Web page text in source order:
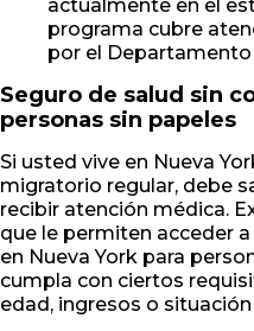
actualmente en el
programa cubre
por el Departamento
Seguro de salud sin
personas sin papeles
Si usted vive en Nueva
migratorio regular, debe
recibir atención médica.
que le permiten acceder
en Nueva York para
cumpla con ciertos
edad, ingresos o